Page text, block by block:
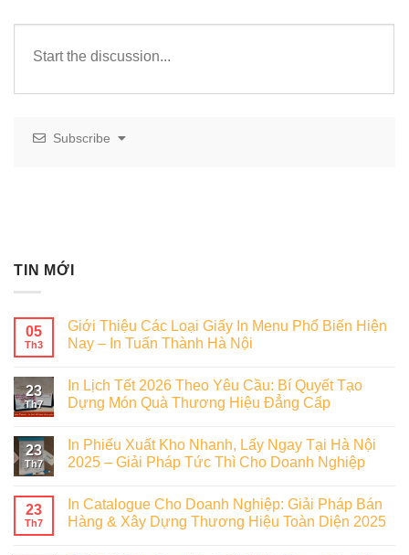
Subscribe
TIN MỚI
05
Th3
Giới Thiệu Các Loại Giấy In Menu Phổ Biến Hiện
Nay – In Tuấn Thành Hà Nội
23
Th7
In Lịch Tết 2026 Theo Yêu Cầu: Bí Quyết Tạo
Dựng Món Quà Thương Hiệu Đẳng Cấp
23
Th7
In Phiếu Xuất Kho Nhanh, Lấy Ngay Tại Hà Nội
2025 – Giải Pháp Tức Thì Cho Doanh Nghiệp
23
Th7
In Catalogue Cho Doanh Nghiệp: Giải Pháp Bán
Hàng & Xây Dựng Thương Hiệu Toàn Diện 2025